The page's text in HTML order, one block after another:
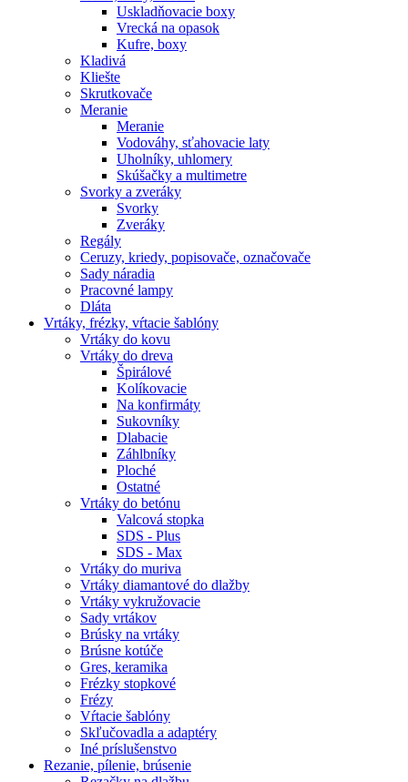
Uskladňovacie boxy
Vrecká na opasok
Kufre, boxy
Kladivá
Kliešte
Skrutkovače
Meranie
Meranie
Vodováhy, sťahovacie laty
Uholníky, uhlomery
Skúšačky a multimetre
Svorky a zveráky
Svorky
Zveráky
Regály
Ceruzy, kriedy, popisovače, označovače
Sady náradia
Pracovné lampy
Dláta
Vrtáky, frézky, vŕtacie šablóny
Vrtáky do kovu
Vrtáky do dreva
Špirálové
Kolíkovacie
Na konfirmáty
Sukovníky
Dlabacie
Záhlbníky
Ploché
Ostatné
Vrtáky do betónu
Valcová stopka
SDS - Plus
SDS - Max
Vrtáky do muriva
Vrtáky diamantové do dlažby
Vrtáky vykružovacie
Sady vrtákov
Brúsky na vrtáky
Brúsne kotúče
Gres, keramika
Frézky stopkové
Frézy
Vŕtacie šablóny
Skľučovadla a adaptéry
Iné príslušenstvo
Rezanie, pílenie, brúsenie